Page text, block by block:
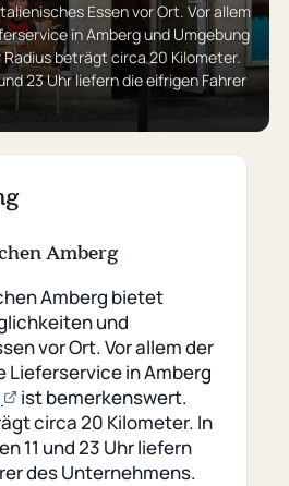
Essen vor Ort. Vor allem
in Amberg und Umgebung
beträgt circa 20 Kilometer.
23 Uhr liefern die eifrigen Fahrer
Amberg
Amberg bietet
und
vor Ort. Vor allem der
Lieferservice in Amberg
(öffnet
externe
Seite)
ist bemerkenswert.
circa 20 Kilometer. In
11 und 23 Uhr liefern
des Unternehmens.